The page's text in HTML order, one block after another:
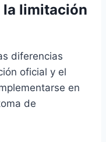
limitación
diferencias
oficial y el
en
de